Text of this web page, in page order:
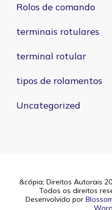
Rolos de comando
terminais rotulares
terminal rotular
tipos de rolamentos
Uncategorized
&cópia; Direitos Autorais
Todos os direitos
Desenvolvido por